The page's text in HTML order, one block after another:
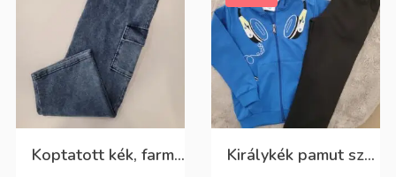
Koptatott kék, farmer hatású rugalmas oldalt zsebes tini lány nadrág
Királykék pamut szabadidőruha fiúknak, aktív kötővel